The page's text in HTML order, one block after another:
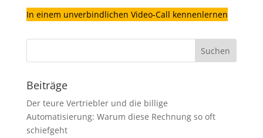
In einem unverbindlichen Video-Call kennenlernen
Beiträge
Der teure Vertriebler und die billige
Automatisierung: Warum diese Rechnung so oft
schiefgeht